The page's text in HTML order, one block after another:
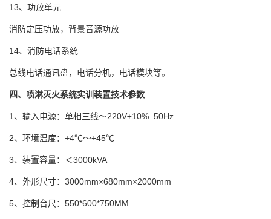
13、功放单元
消防定压功放，背景音源功放
14、消防电话系统
总线电话通讯盘，电话分机，电话模块等。
四、 喷淋灭火系统实训装置技术参数
1、输入电源：单相三线～220V±10% 50Hz
2、环境温度：+4℃～+45℃
3、装置容量：＜3000kVA
4、外形尺寸：3000mm×680mm×2000mm
5、控制台尺：550*600*750MM